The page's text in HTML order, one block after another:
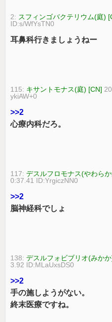
2: スフィンゴバクテリウム(庭)
ID:s/WfYsTN0
耳鼻科行きましょうねー
115: キサントモナス(庭) [CN]
ykiAW+0
>>2
心療内科だろ。
117:デスルフロモナス(やわら
0:37.41 ID:YrgiczNN0
>>2
脳神経科でしょ
138:デスルフォビブリオ(みかか
3.92 ID:MLaUxsDS0
>>2
手の施しようがない。
終末医療ですね。